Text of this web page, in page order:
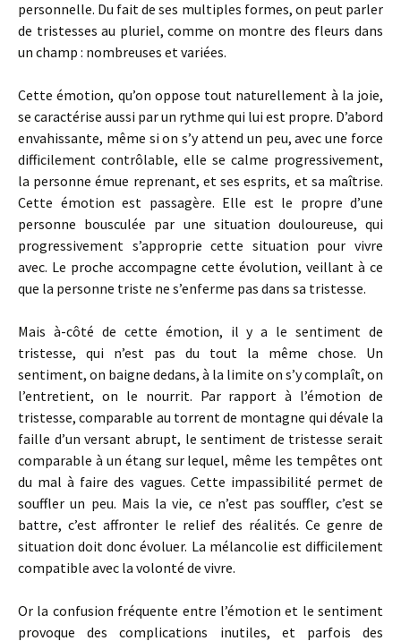
personnelle. Du fait de ses multiples formes, on peut parler
de tristesses au pluriel, comme on montre des fleurs dans
un champ : nombreuses et variées.
Cette émotion, qu’on oppose tout naturellement à la joie,
se caractérise aussi par un rythme qui lui est propre. D’abord
envahissante, même si on s’y attend un peu, avec une force
difficilement contrôlable, elle se calme progressivement,
la personne émue reprenant, et ses esprits, et sa maîtrise.
Cette émotion est passagère. Elle est le propre d’une
personne bousculée par une situation douloureuse, qui
progressivement s’approprie cette situation pour vivre
avec. Le proche accompagne cette évolution, veillant à ce
que la personne triste ne s’enferme pas dans sa tristesse.
Mais à-côté de cette émotion, il y a le sentiment de
tristesse, qui n’est pas du tout la même chose. Un
sentiment, on baigne dedans, à la limite on s’y complaît, on
l’entretient, on le nourrit. Par rapport à l’émotion de
tristesse, comparable au torrent de montagne qui dévale la
faille d’un versant abrupt, le sentiment de tristesse serait
comparable à un étang sur lequel, même les tempêtes ont
du mal à faire des vagues. Cette impassibilité permet de
souffler un peu. Mais la vie, ce n’est pas souffler, c’est se
battre, c’est affronter le relief des réalités. Ce genre de
situation doit donc évoluer. La mélancolie est difficilement
compatible avec la volonté de vivre.
Or la confusion fréquente entre l’émotion et le sentiment
provoque des complications inutiles, et parfois des